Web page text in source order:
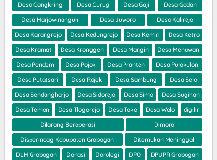
Desa Cangkring Desa Curug Desa Gaji Desa Godan
Desa Harjowinangun Desa Juworo Desa Kalirejo
Desa Karangrejo Desa Kedungrejo Desa Kemiri Desa Ketro
Desa Kramat Desa Kronggen Desa Mangin Desa Menawan
Desa Pendem Desa Pojok Desa Pranten Desa Pulokulon
Desa Putatsari Desa Rajek Desa Sambung Desa Selo
Desa Sendangharjo Desa Sidorejo Desa Simo Desa Sugihan
Desa Temon Desa Tlogorejo Desa Toko Desa Wolo digilir
Dilarang Beroperasi Dimoro
Disperindag Kabupaten Grobogan Ditemukan Meninggal
DLH Grobogan Donasi Dorolegi DPO DPUPR Grobogan